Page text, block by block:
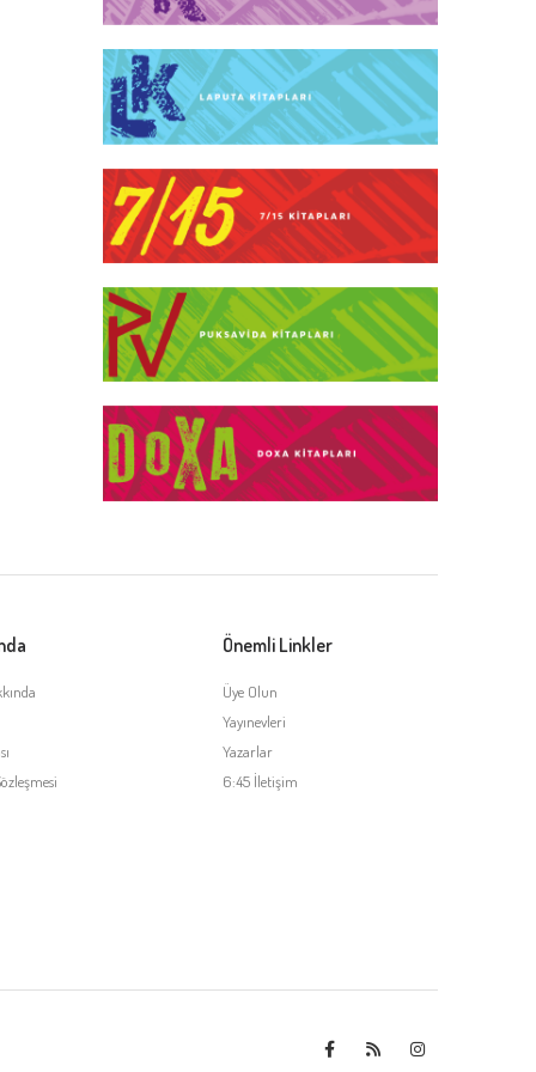
Önemli Linkler
Üye Olun
Yayınevleri
Yazarlar
6:45 İletişim